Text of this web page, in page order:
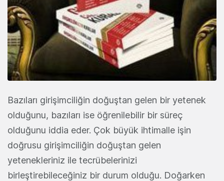
Bazıları girişimciliğin doğuştan gelen bir yetenek
olduğunu, bazıları ise öğrenilebilir bir süreç
olduğunu iddia eder. Çok büyük ihtimalle işin
doğrusu girişimciliğin doğuştan gelen
yetenekleriniz ile tecrübelerinizi
birleştirebileceğiniz bir durum olduğu. Doğarken